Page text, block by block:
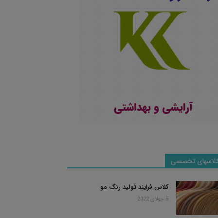
تخصصی
کلاس فرایند تولید رنگ مو
5 جولای 2022